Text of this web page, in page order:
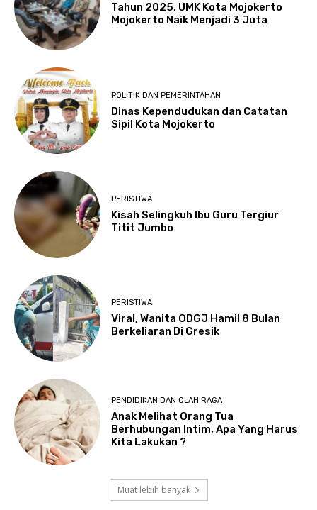
Tahun 2025, UMK Kota Mojokerto
Mojokerto Naik Menjadi 3 Juta
POLITIK DAN PEMERINTAHAN
Dinas Kependudukan dan Catatan
Sipil Kota Mojokerto
PERISTIWA
Kisah Selingkuh Ibu Guru Tergiur
Titit Jumbo
PERISTIWA
Viral, Wanita ODGJ Hamil 8 Bulan
Berkeliaran Di Gresik
PENDIDIKAN DAN OLAH RAGA
Anak Melihat Orang Tua
Berhubungan Intim, Apa Yang Harus
Kita Lakukan ?
Muat lebih banyak